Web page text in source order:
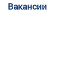
Вакансии